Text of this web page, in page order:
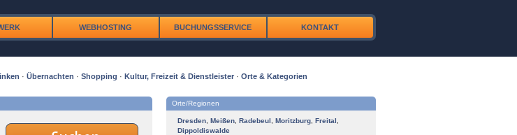
WEBHOSTING BUCHUNGSSERVICE KONTAKT
· Übernachten · Shopping · Kultur, Freizeit & Dienstleister · Orte & Kategorien
Orte/Regionen
Dresden Meißen Radebeul Moritzburg Freital
Dippoldiswalde